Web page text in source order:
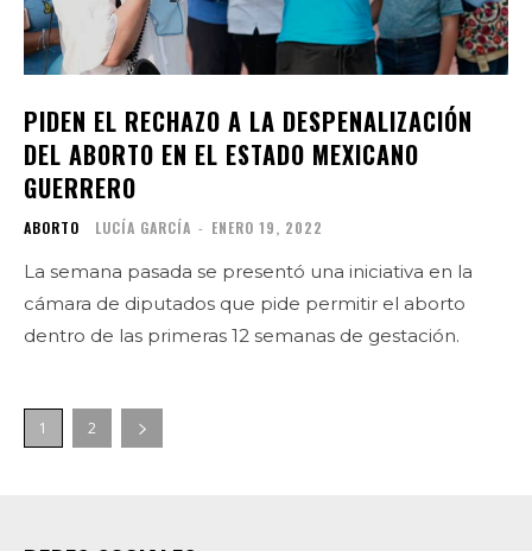
PIDEN EL RECHAZO A LA DESPENALIZACIÓN
DEL ABORTO EN EL ESTADO MEXICANO
GUERRERO
ABORTO LUCÍA GARCÍA - ENERO 19, 2022
La semana pasada se presentó una iniciativa en la
cámara de diputados que pide permitir el aborto
dentro de las primeras 12 semanas de gestación.
1 2